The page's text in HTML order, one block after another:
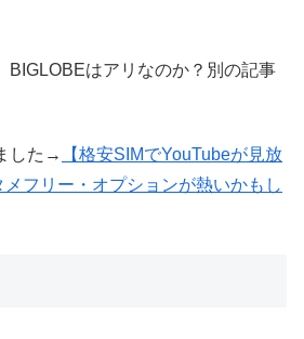
BIGLOBEはアリなのか？別の記事
した→
【格安SIMでYouTubeが見放
フリー・オプションが熱いかもし